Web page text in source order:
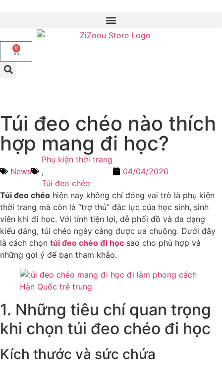
0
Túi đeo chéo nào thích
hợp mang đi học?
News
Phụ kiện thời trang
,
Túi đeo chéo
04/04/2026
Túi đeo chéo hiện nay không chỉ đóng vai trò là phụ kiện
thời trang mà còn là “trợ thủ” đắc lực của học sinh, sinh
viên khi đi học. Với tính tiện lợi, dễ phối đồ và đa dạng
kiểu dáng, túi chéo ngày càng được ưa chuộng. Dưới đây
là cách chọn túi đeo chéo đi học sao cho phù hợp và
những gợi ý để bạn tham khảo.
1. Những tiêu chí quan trọng
khi chọn túi đeo chéo đi học
Kích thước và sức chứa